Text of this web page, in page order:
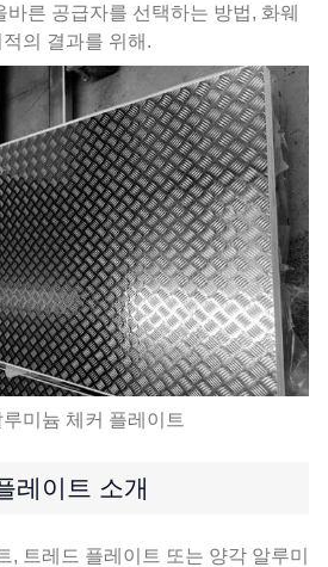
른 공급자를 선택하는 방법, 화웨
의 결과를 위해.
미늄 체커 플레이트
레이트 소개
, 트레드 플레이트 또는 양각 알루미